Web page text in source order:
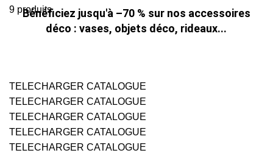
9 produits
Bénéficiez jusqu'à –70 % sur nos accessoires
déco : vases, objets déco, rideaux...
TELECHARGER CATALOGUE
TELECHARGER CATALOGUE
TELECHARGER CATALOGUE
TELECHARGER CATALOGUE
TELECHARGER CATALOGUE